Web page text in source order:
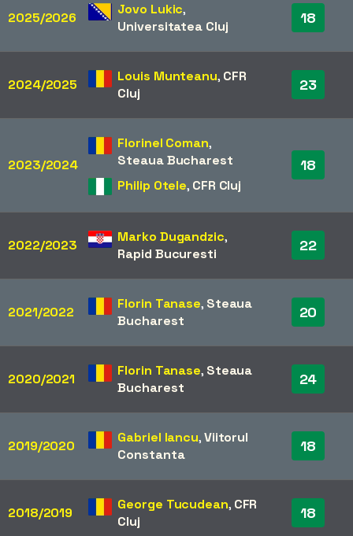
2025/2026
Jovo Lukic,
Universitatea Cluj
18
2024/2025
Louis Munteanu, CFR
Cluj
23
2023/2024
Florinel Coman,
Steaua Bucharest
Philip Otele, CFR Cluj
18
2022/2023
Marko Dugandzic,
Rapid Bucuresti
22
2021/2022
Florin Tanase, Steaua
Bucharest
20
2020/2021
Florin Tanase, Steaua
Bucharest
24
2019/2020
Gabriel Iancu,Viitorul
Constanta
18
2018/2019
George Tucudean, CFR
Cluj
18